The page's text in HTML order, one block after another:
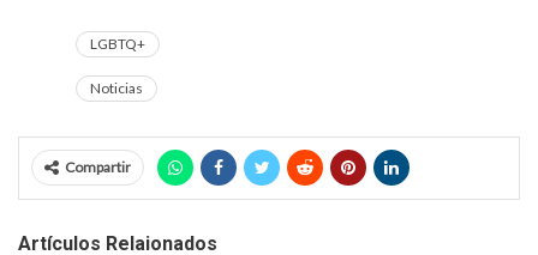
LGBTQ+
Noticias
Compartir
Artículos Relaionados